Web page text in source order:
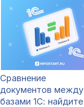
Сравнение
документов между
базами 1С: найдите